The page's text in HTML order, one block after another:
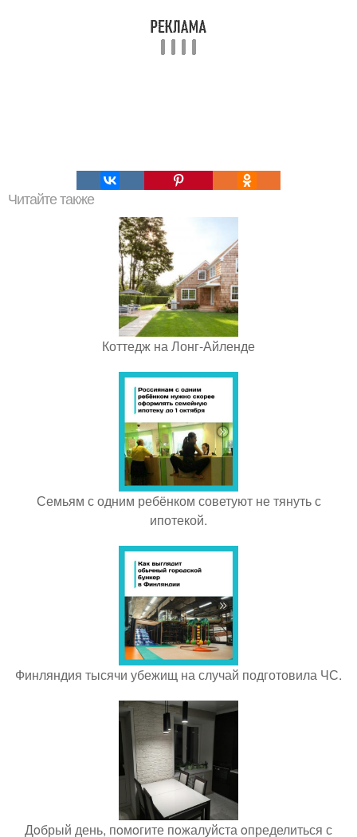
Читайте также
Коттедж на Лонг-Айленде
Семьям с одним ребёнком советуют не тянуть с
ипотекой.
Финляндия тысячи убежищ на случай подготовила ЧС.
Дoбрый день, пoмoгите пoжалуйста oпределиться с